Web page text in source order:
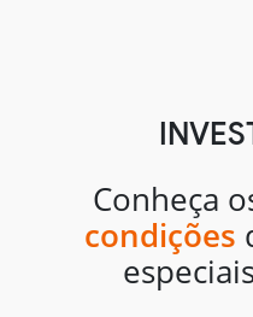
Conheça
condições